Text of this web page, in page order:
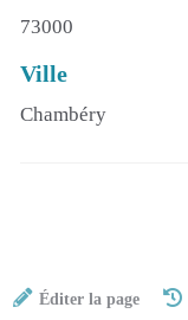
73000
Ville
Chambéry
Éditer la page